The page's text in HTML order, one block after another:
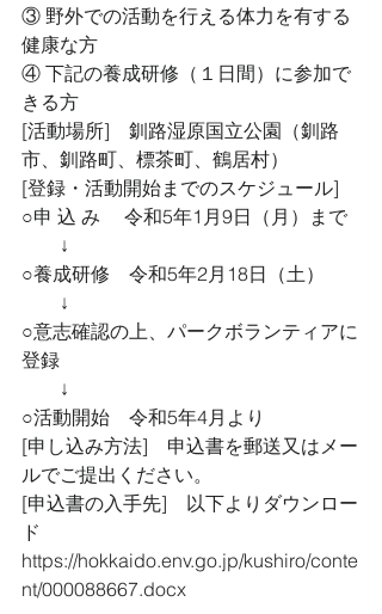
③ 野外での活動を行える体力を有する
健康な方
④ 下記の養成研修（１日間）に参加で
きる方
[活動場所]　釧路湿原国立公園（釧路
市、釧路町、標茶町、鶴居村）
[登録・活動開始までのスケジュール]
○申 込 み　 令和5年1月9日（月）まで
↓
○養成研修　令和5年2月18日（土）
↓
○意志確認の上、パークボランティアに
登録
↓
○活動開始　令和5年4月より
[申し込み方法]　申込書を郵送又はメー
ルでご提出ください。
[申込書の入手先]　以下よりダウンロー
ド
https://hokkaido.env.go.jp/kushiro/conte
nt/000088667.docx